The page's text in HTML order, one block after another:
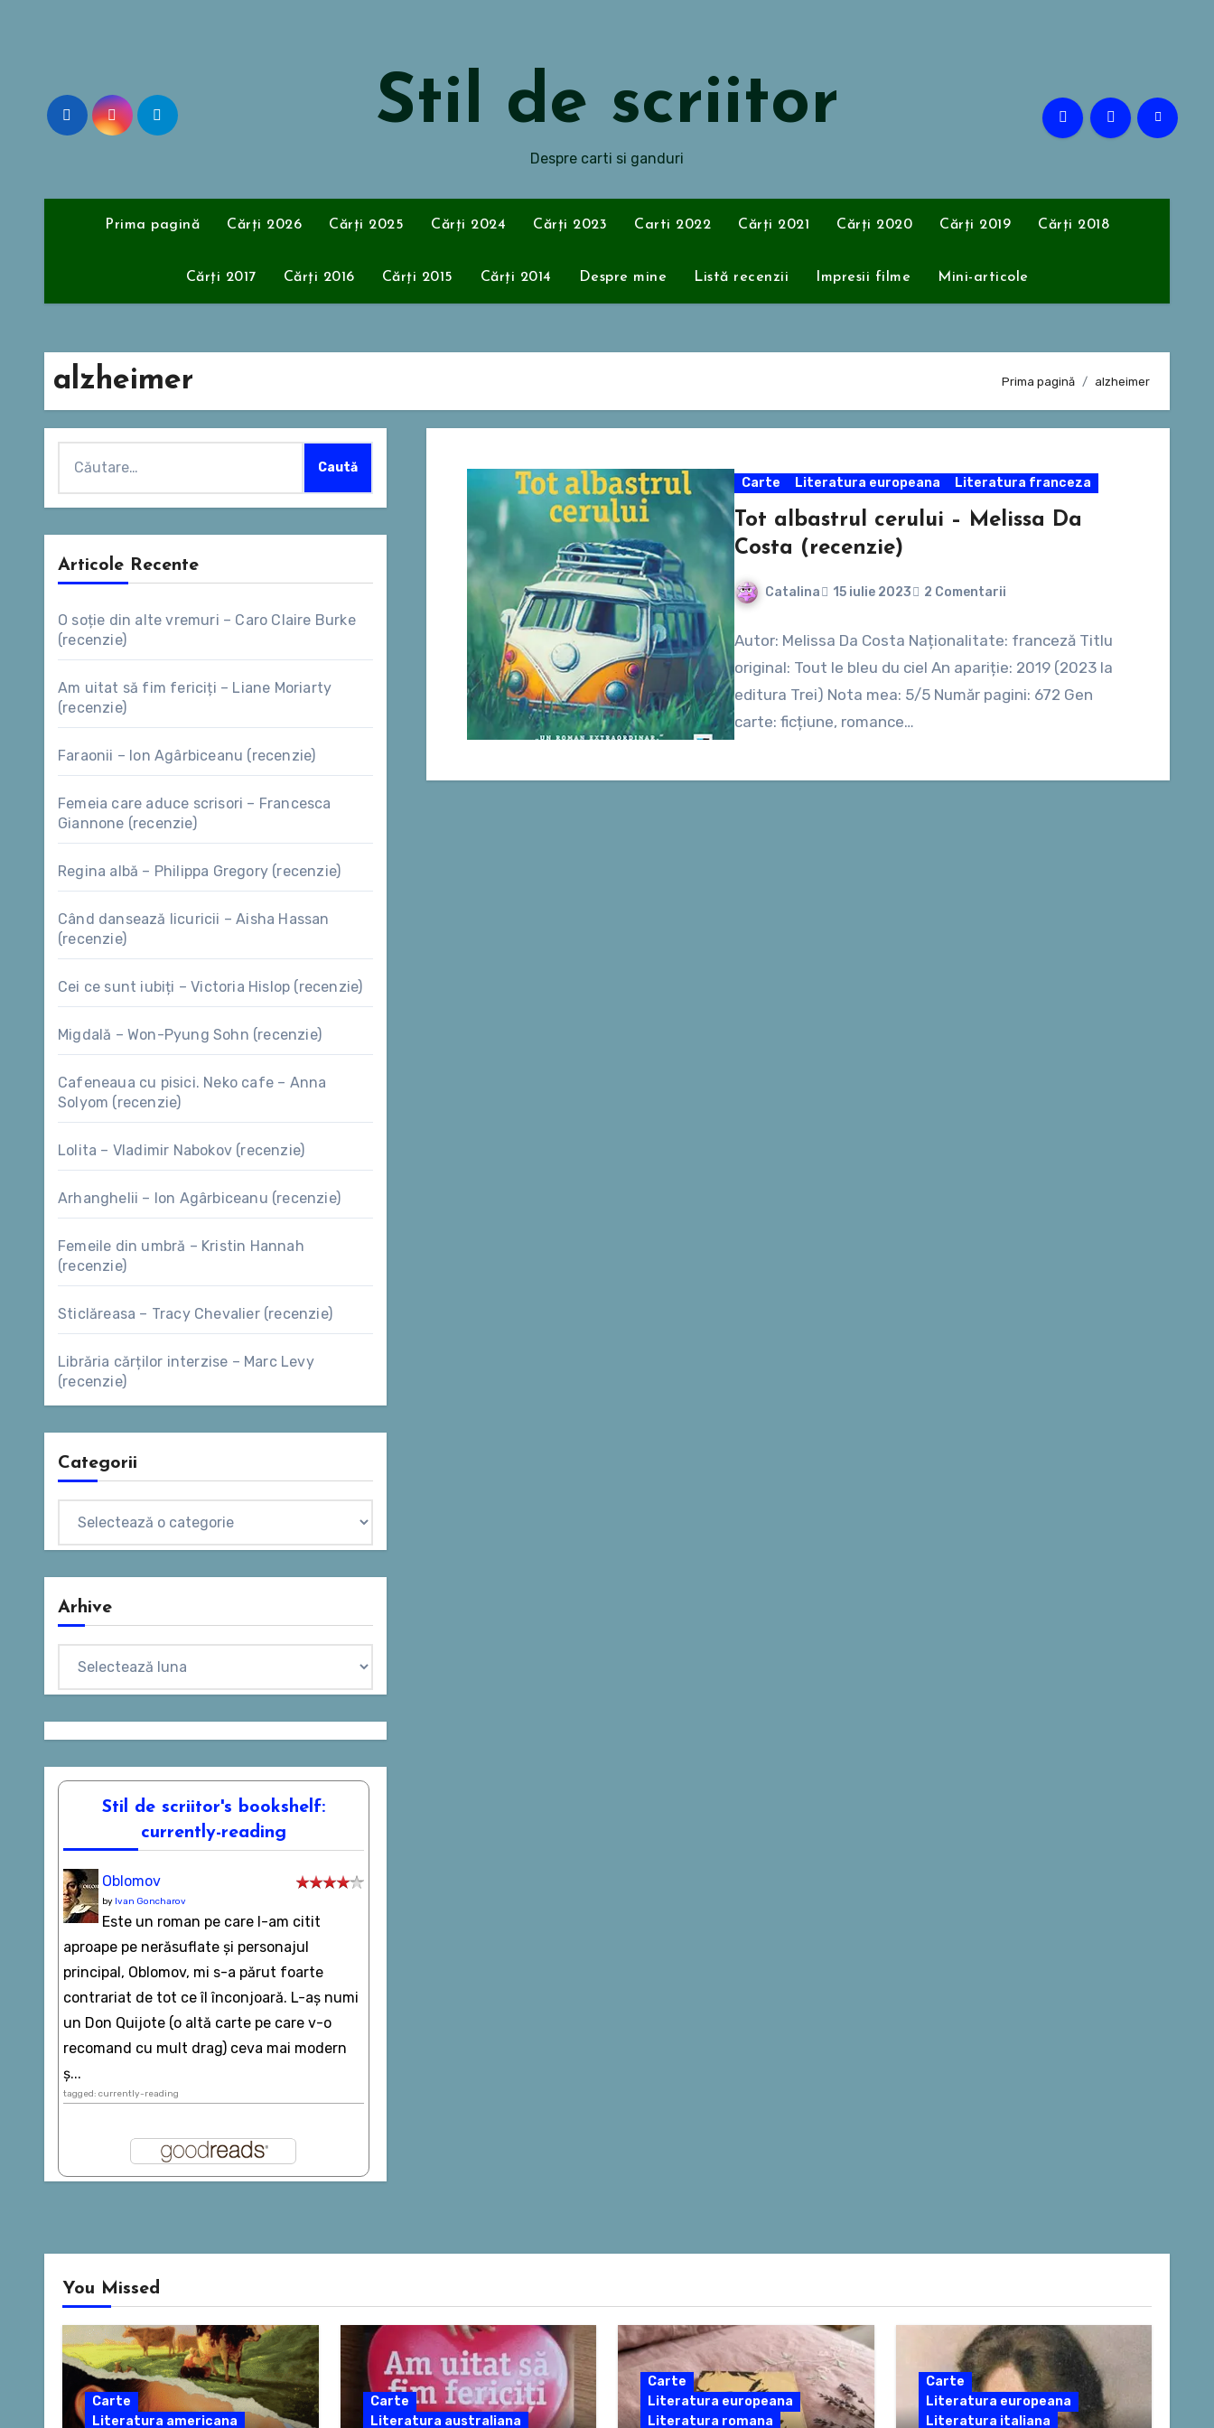
Stil de scriitor
Despre carti si ganduri
Prima pagină Cărți 2026 Cărți 2025 Cărți 2024 Cărți 2023 Carti 2022 Cărți 2021 Cărți 2020 Cărți 2019 Cărți 2018
Cărți 2017 Cărți 2016 Cărți 2015 Cărți 2014 Despre mine Listă recenzii Impresii filme Mini-articole
alzheimer Prima pagină alzheimer
după:
Articole Recente
O soție din alte vremuri – Caro Claire Burke
(recenzie)
Am uitat să fim fericiți – Liane Moriarty
(recenzie)
Faraonii – Ion Agârbiceanu (recenzie)
Femeia care aduce scrisori – Francesca
Giannone (recenzie)
Regina albă – Philippa Gregory (recenzie)
Când dansează licuricii – Aisha Hassan
(recenzie)
Cei ce sunt iubiți – Victoria Hislop (recenzie)
Migdală – Won-Pyung Sohn (recenzie)
Cafeneaua cu pisici. Neko cafe – Anna
Solyom (recenzie)
Lolita – Vladimir Nabokov (recenzie)
Arhanghelii – Ion Agârbiceanu (recenzie)
Femeile din umbră – Kristin Hannah
(recenzie)
Sticlăreasa – Tracy Chevalier (recenzie)
Librăria cărților interzise – Marc Levy
(recenzie)
Categorii
Arhive
Stil de scriitor's bookshelf:
currently-reading
Oblomov
by Ivan Goncharov
Este un roman pe care l-am citit
aproape pe nerăsuflate şi personajul
principal, Oblomov, mi s-a părut foarte
contrariat de tot ce îl înconjoară. L-aş numi
un Don Quijote (o altă carte pe care v-o
recomand cu mult drag) ceva mai modern
ș...
tagged: currently-reading
Carte Literatura europeana Literatura franceza
Tot albastrul cerului – Melissa Da
Costa (recenzie)
Catalina 15 iulie 2023 2 Comentarii
Autor: Melissa Da Costa Naționalitate: franceză Titlu
original: Tout le bleu du ciel An apariție: 2019 (2023 la
editura Trei) Nota mea: 5/5 Număr pagini: 672 Gen
carte: ficțiune, romance…
You Missed
Carte
Literatura americana
Carte
Literatura australiana
Carte
Literatura europeana
Literatura romana
Carte
Literatura europeana
Literatura italiana